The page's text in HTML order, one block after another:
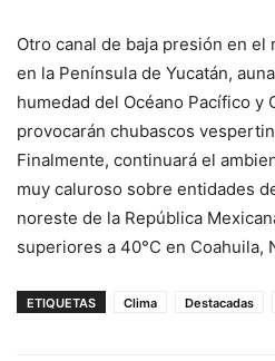
Otro canal de baja presión en el
en la Península de Yucatán,
humedad del Océano Pacífico y
provocarán chubascos
Finalmente, continuará el
muy caluroso sobre entidades
noreste de la República
superiores a 40°C en Coahuila,
ETIQUETAS Clima Destacadas